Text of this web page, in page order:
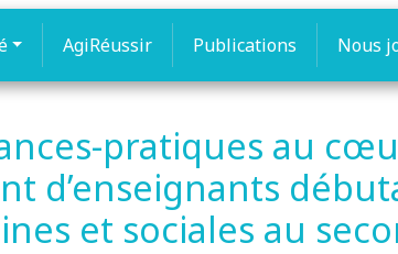
AgiRéussir Publications Nous
pratiques au
d’enseignants
et sociales au